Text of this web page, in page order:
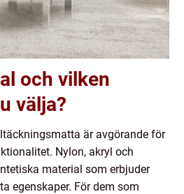
och vilken
välja?
är avgörande för
Nylon, akryl och
material som erbjuder
egenskaper. För dem som